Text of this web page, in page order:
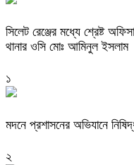
সিলেট রেঞ্জের মধ্যে শ্রেষ্ট
থানার ওসি মোঃ আমিনুল ইসলাম
১
মদনে প্রশাসনের অভিযানে
২